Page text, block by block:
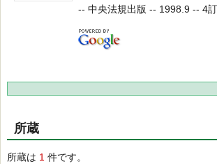
-- 中央法規出版 -- 1998.9 -- 4訂
所蔵
所蔵は 1 件です。